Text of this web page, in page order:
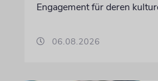
Engagement für deren
06.08.2026